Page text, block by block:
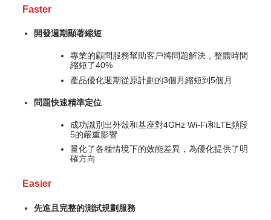
Faster
開發週期顯著縮短
專業的顧問服務幫助客戶將問題解決，整體時間
縮短了40%
產品優化週期從原計劃的3個月縮短到5個月
問題快速精準定位
成功識別出外殼和基座對4GHz Wi-Fi和LTE頻段
5的嚴重影響
量化了各種情境下的效能差異，為優化提供了明
確方向
Easier
先進且完整的測試規劃服務